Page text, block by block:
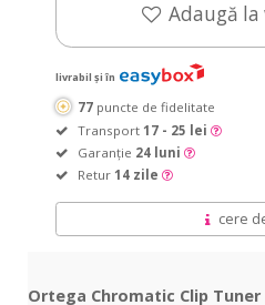
Adaugă
livrabil și în
77 puncte de fidelitate
Transport 17 - 25 lei
Garanție 24 luni
Retur 14 zile
cere
Ortega Chromatic Clip